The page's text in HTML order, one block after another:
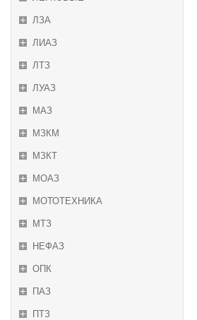
ЛЗА
ЛИАЗ
ЛТЗ
ЛУАЗ
МАЗ
МЗКМ
МЗКТ
МОАЗ
МОТОТЕХНИКА
МТЗ
НЕФАЗ
ОПК
ПАЗ
ПТЗ